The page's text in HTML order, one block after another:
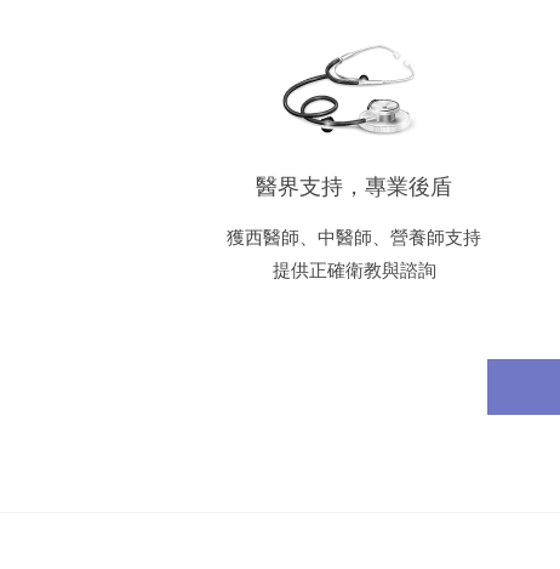
醫界支持，專業後盾
獲西醫師、中醫師、營養師支持
提供正確衛教與諮詢